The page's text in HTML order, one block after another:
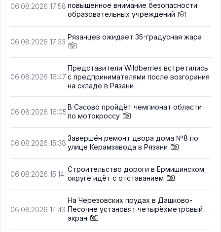
06.08.2026 17:58 повышенное внимание безопасности
образовательных учреждений
06.08.2026 17:33
Рязанцев ожидает 35-градусная жара
06.08.2026 16:47
Представители Wildberries встретились
с предпринимателями после возгорания
на складе в Рязани
06.08.2026 16:05
В Сасово пройдёт чемпионат области
по мотокроссу
06.08.2026 15:38
Завершён ремонт двора дома №8 по
улице Керамзавода в Рязани
06.08.2026 15:14
Строительство дороги в Ермишинском
округе идёт с отставанием
06.08.2026 14:43
На Черезовских прудах в Дашково-
Песочне установят четырёхметровый
экран